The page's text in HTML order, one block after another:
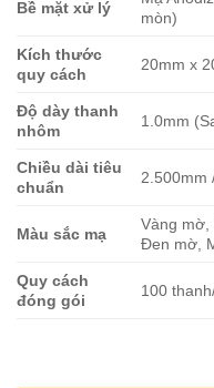
Bề mặt xử lý
mòn)
Kích thước
quy cách
20mm x
Độ dày thanh
nhôm
1.0mm
Chiều dài tiêu
chuẩn
2.500mm
Màu sắc mạ
Vàng mờ,
Đen mờ,
Quy cách
đóng gói
100